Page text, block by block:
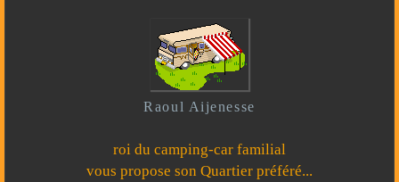
Raoul Aijenesse
roi du camping-car familial
vous propose son Quartier préféré...